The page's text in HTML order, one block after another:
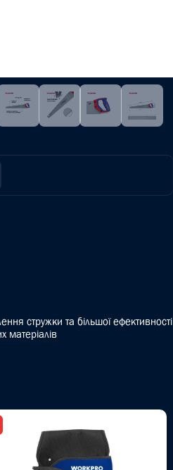
стружки та більшої ефективності
матеріалів